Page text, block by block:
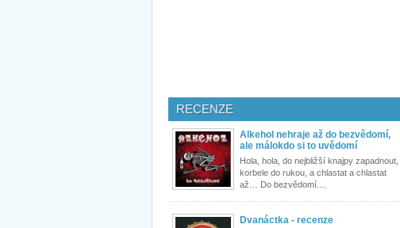
RECENZE
Alkehol nehraje až do bezvědomí,
ale málokdo si to uvědomí
Hola, hola, do nejbližší knajpy zapadnout,
korbele do rukou, a chlastat a chlastat
až… Do bezvědomí....
Dvanáctka - recenze